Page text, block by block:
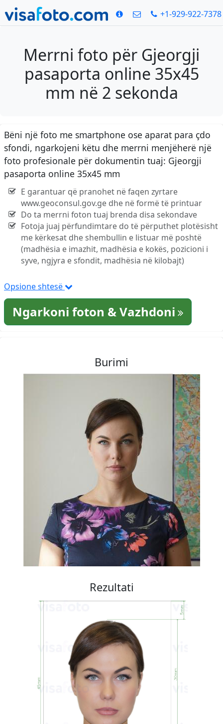
+1-929-922-7378
Merrni foto për Gjeorgji
pasaporta online 35x45
mm në 2 sekonda
Bëni një foto me smartphone ose aparat para çdo
sfondi, ngarkojeni këtu dhe merrni menjëherë një
foto profesionale për dokumentin tuaj: Gjeorgji
pasaporta online 35x45 mm
E garantuar që pranohet në faqen zyrtare
www.geoconsul.gov.ge dhe në formë të printuar
Do ta merrni foton tuaj brenda disa sekondave
Fotoja juaj përfundimtare do të përputhet plotësisht
me kërkesat dhe shembullin e listuar më poshtë
(madhësia e imazhit, madhësia e kokës, pozicioni i
syve, ngjyra e sfondit, madhësia në kilobajt)
Opsione shtesë
Ngarkoni foton & Vazhdoni
Burimi
Rezultati